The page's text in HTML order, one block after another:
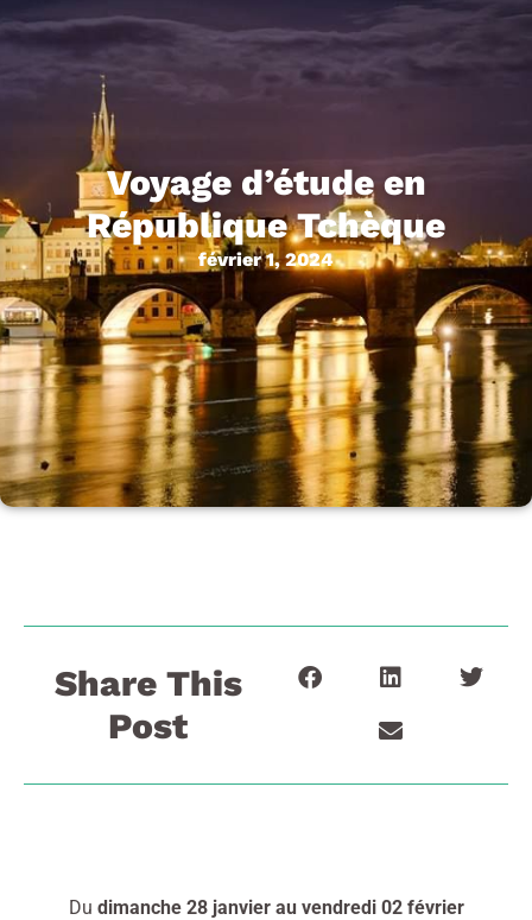
Voyage d’étude en
République Tchèque
février 1, 2024
Share This
Post
Du dimanche 28 janvier au vendredi 02 février